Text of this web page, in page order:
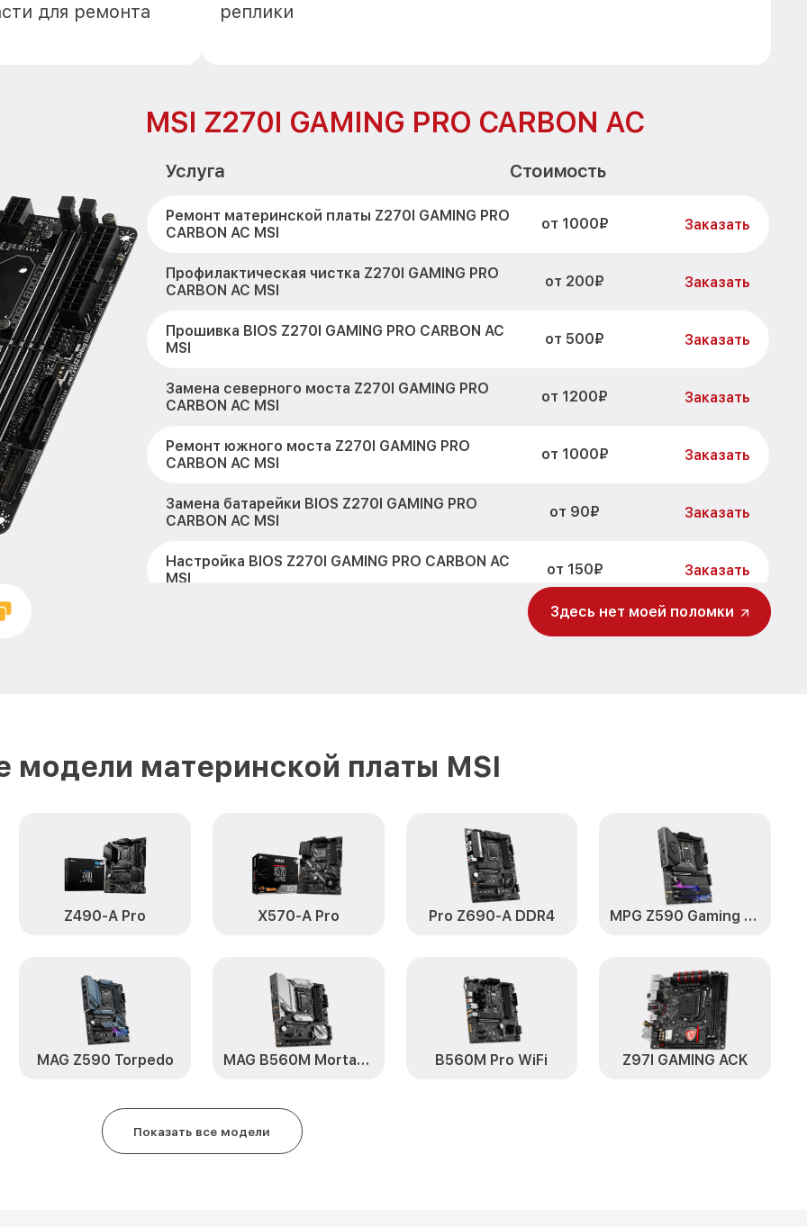
для ремонта
реплики
MSI Z270I GAMING PRO CARBON AC
Услуга Стоимость
Ремонт материнской платы Z270I GAMING PRO
CARBON AC MSI
от 1000₽ Заказать
Профилактическая чистка Z270I GAMING PRO
CARBON AC MSI
от 200₽ Заказать
Прошивка BIOS Z270I GAMING PRO CARBON AC
MSI
от 500₽ Заказать
Замена северного моста Z270I GAMING PRO
CARBON AC MSI
от 1200₽ Заказать
Ремонт южного моста Z270I GAMING PRO
CARBON AC MSI
от 1000₽ Заказать
Замена батарейки BIOS Z270I GAMING PRO
CARBON AC MSI
от 90₽ Заказать
Настройка BIOS Z270I GAMING PRO CARBON AC
MSI
от 150₽ Заказать
Здесь нет моей поломки
модели материнской платы MSI
Z490-A Pro X570-A Pro Pro Z690-A DDR4 MPG Z590 Gaming Plus
MAG Z590 Torpedo MAG B560M Mortar WiFi B560M Pro WiFi Z97I GAMING ACK
Показать все модели